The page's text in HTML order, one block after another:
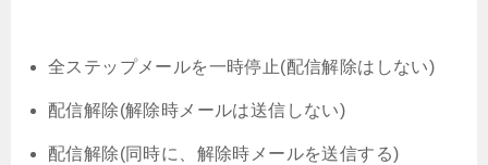
全ステップメールを一時停止(配信解除はしない)
配信解除(解除時メールは送信しない)
配信解除(同時に、解除時メールを送信する)